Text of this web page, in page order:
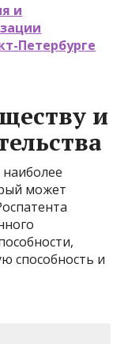
и
Петербурге
и
наиболее
может
способность и